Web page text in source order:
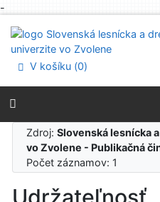
-
Prejsť na menu
Prehlásenie o webovej
V košíku (0)
Zdroj:Slovenská lesnícka
vo Zvolene - Publikačná
Počet záznamov: 1